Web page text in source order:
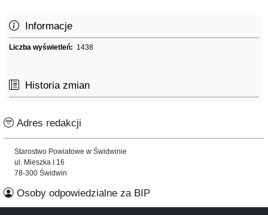
Informacje
Liczba wyświetleń: 1438
Historia zmian
Adres redakcji
Starostwo Powiatowe w Świdwinie
ul. Mieszka I 16
78-300 Świdwin
Osoby odpowiedzialne za BIP